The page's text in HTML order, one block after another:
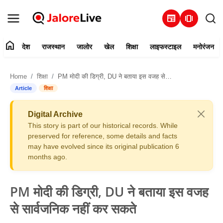
newspaper amp_stories
संपर्क करें
राजस्थान
खेल
शिक्षा
home देश राजस्थान जालोर खेल शिक्षा लाइफस्टाइल मनोरंजन
Home शिक्षा PM मोदी की डिग्री, DU ने बताया इस वजह से सार्वजनिक नहीं कर सकते
Article शिक्षा
Digital Archive
This story is part of our historical records. While
preserved for reference, some details and facts
may have evolved since its original publication 6
months ago.
PM मोदी की डिग्री, DU ने बताया इस वजह
से सार्वजनिक नहीं कर सकते